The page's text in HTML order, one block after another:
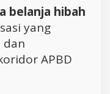
belanja hibah
yang
dan
APBD